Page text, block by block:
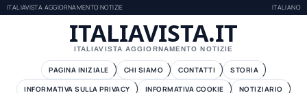
ITALIAVISTA AGGIORNAMENTO NOTIZIE ITALIANO
ITALIAVISTA.IT
ITALIAVISTA AGGIORNAMENTO NOTIZIE
PAGINA INIZIALE CHI SIAMO CONTATTI
STORIA
INFORMATIVA SULLA PRIVACY
INFORMATIVA COOKIE
NOTIZIARIO